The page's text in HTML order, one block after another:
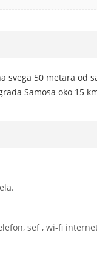
svega 50 metara od
Samosa oko 15
sef , wi-fi